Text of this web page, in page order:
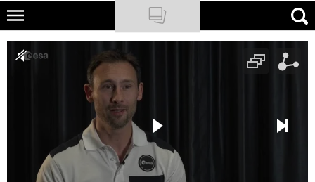
Skip
main
NATIONAL GEOGRAPHIC
Newsletter